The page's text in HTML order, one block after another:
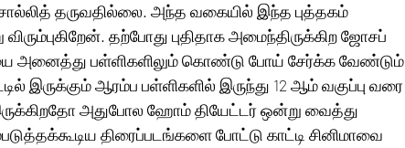
தருவதில்லை. அந்த வகையில் இந்த புத்தகம்
தற்போது புதிதாக அமைந்திருக்கிற ஜோசப்
அனைத்து பள்ளிகளிலும் கொண்டு போய் சேர்க்க வேண்டும்
இருக்கும் ஆரம்ப பள்ளிகளில் இருந்து 12 ஆம் வகுப்பு வரை
அதுபோல ஹோம் தியேட்டர் ஒன்று வைத்து
திரைப்படங்களை போட்டு காட்டி சினிமாவை